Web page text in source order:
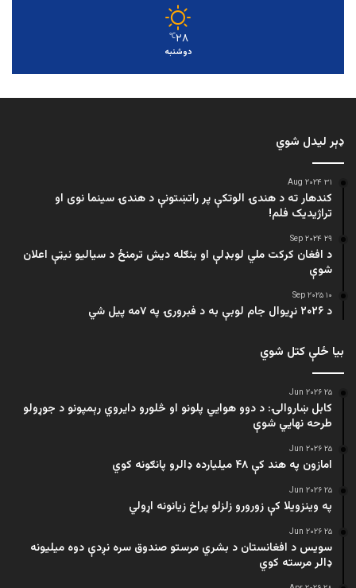
۲۸℃
دوشنبه
ډېر لیدل شوي
۳۱ Aug ۲۰۲۴
کندهار ته د هندۍ الوتکې پر راتښتونې د هندۍ سینما نوی او
تراژيديک فلم!
۲۹ Sep ۲۰۲۴
د افغان کرکت ملي لوبډلې او بنګله دیش ترمنځ د سیالیو نیټې اعلان
شوې
۱۰ Sep ۲۰۲۵
د ۲۰۲۶ نړیوال جام لوبې به د فبرورۍ په ۷مه پیل شي
بیا ځلې کتل شوي
۲۵ Jun ۲۰۲۶
کابل ښاروالۍ: د دوو هوايي پلونو او څلورو دایروي رېمپونو د جوړولو
طرحه نهایي شوې
۲۵ Jun ۲۰۲۶
امازون په هند کې ۴۸ میلیارده ډالرو پانګونه کوي
۲۵ Jun ۲۰۲۶
په وینزویلا کې زورورو زلزلو پراخ زیانونه اړولي
۲۵ Jun ۲۰۲۶
سویس د افغانستان د بشري مرستو صندوق سره نږدې دوه میلیونه
ډالر مرسته کوي